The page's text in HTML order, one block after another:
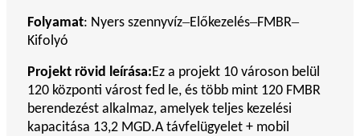
Folyamat: Nyers szennyvíz–Előkezelés–FMBR–
Kifolyó
Projekt rövid leírása:Ez a projekt 10 városon belül
120 központi várost fed le, és több mint 120 FMBR
berendezést alkalmaz, amelyek teljes kezelési
kapacitása 13,2 MGD.A távfelügyelet + mobil